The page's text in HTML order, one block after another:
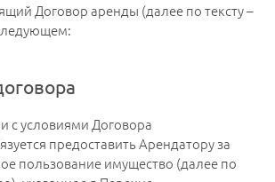
Договор аренды (далее по тексту –
с условиями Договора
предоставить Арендатору за
пользование имущество (далее по